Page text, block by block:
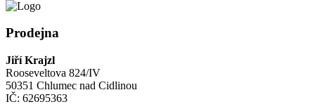
Prodejna
Jiří Krajzl
Rooseveltova 824/IV
50351 Chlumec nad Cidlinou
IČ: 62695363